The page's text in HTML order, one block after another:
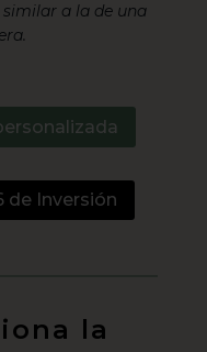
a la de una
de Inversión
la